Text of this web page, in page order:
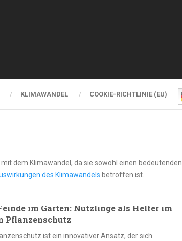
KLIMAWANDEL COOKIE-RICHTLINIE (EU)
dem Klimawandel, da sie sowohl einen bedeutenden
des Klimawandels betroffen ist.
im Garten: Nützlinge als Helfer im
Pflanzenschutz
ist ein innovativer Ansatz, der sich